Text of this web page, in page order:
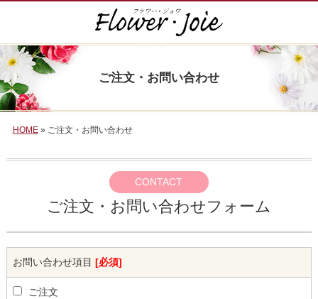
ご注文・お問い合わせ
HOME» ご注文・お問い合わせ
CONTACT
ご注文・お問い合わせフォーム
お問い合わせ項目 [必須]
ご注文